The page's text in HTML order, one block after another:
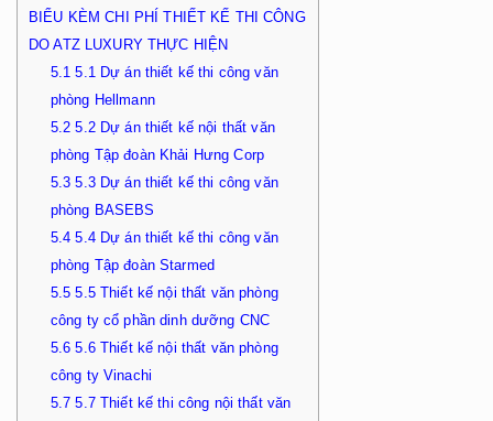
BIỂU KÈM CHI PHÍ THIẾT KẾ THI CÔNG
DO ATZ LUXURY THỰC HIỆN
5.1 5.1 Dự án thiết kế thi công văn
phòng Hellmann
5.2 5.2 Dự án thiết kế nội thất văn
phòng Tập đoàn Khải Hưng Corp
5.3 5.3 Dự án thiết kế thi công văn
phòng BASEBS
5.4 5.4 Dự án thiết kế thi công văn
phòng Tập đoàn Starmed
5.5 5.5 Thiết kế nội thất văn phòng
công ty cổ phần dinh dưỡng CNC
5.6 5.6 Thiết kế nội thất văn phòng
công ty Vinachi
5.7 5.7 Thiết kế thi công nội thất văn